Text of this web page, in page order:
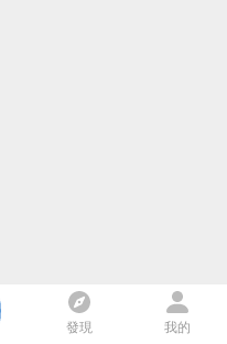
發現 我的